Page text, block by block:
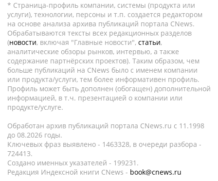
* Страница-профиль компании, системы (продукта или
услуги), технологии, персоны и т.п. создается редактором
на основе анализа архива публикаций портала CNews.
Обрабатываются тексты всех редакционных разделов
(новости, включая "Главные новости", статьи,
аналитические обзоры рынков, интервью, а также
содержание партнёрских проектов). Таким образом, чем
больше публикаций на CNews было с именем компании
или продукта/услуги, тем более информативен профиль.
Профиль может быть дополнен (обогащен) дополнительной
информацией, в т.ч. презентацией о компании или
продукте/услуге.
Обработан архив публикаций портала CNews.ru c 11.1998
до 08.2026 годы.
Ключевых фраз выявлено - 1463328, в очереди разбора -
724413.
Создано именных указателей - 199231.
Редакция Индексной книги CNews - book@cnews.ru